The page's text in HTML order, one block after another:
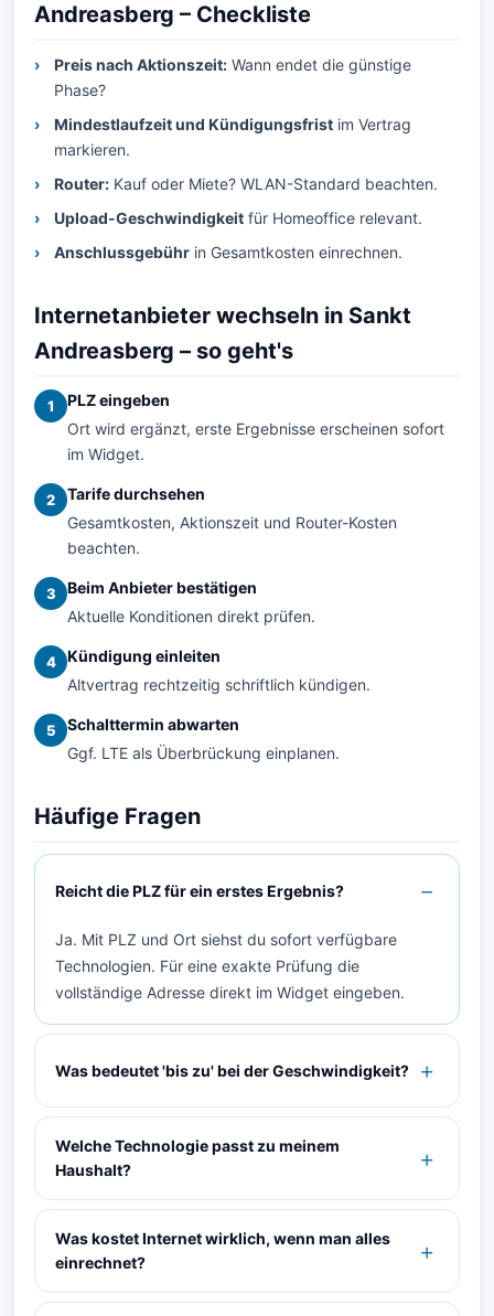
Andreasberg – Checkliste
Preis nach Aktionszeit: Wann endet die günstige
Phase?
Mindestlaufzeit und Kündigungsfrist im Vertrag
markieren.
Router: Kauf oder Miete? WLAN-Standard beachten.
Upload-Geschwindigkeit für Homeoffice relevant.
Anschlussgebühr in Gesamtkosten einrechnen.
Internetanbieter wechseln in Sankt
Andreasberg – so geht's
1
PLZ eingeben
Ort wird ergänzt, erste Ergebnisse erscheinen sofort
im Widget.
2
Tarife durchsehen
Gesamtkosten, Aktionszeit und Router-Kosten
beachten.
3
Beim Anbieter bestätigen
Aktuelle Konditionen direkt prüfen.
4
Kündigung einleiten
Altvertrag rechtzeitig schriftlich kündigen.
5
Schalttermin abwarten
Ggf. LTE als Überbrückung einplanen.
Häufige Fragen
Reicht die PLZ für ein erstes Ergebnis?
Ja. Mit PLZ und Ort siehst du sofort verfügbare
Technologien. Für eine exakte Prüfung die
vollständige Adresse direkt im Widget eingeben.
Was bedeutet 'bis zu' bei der Geschwindigkeit?
Welche Technologie passt zu meinem
Haushalt?
Was kostet Internet wirklich, wenn man alles
einrechnet?